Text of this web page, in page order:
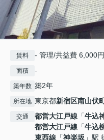
賃料 - 管理/共益費 6,000円
面積 -
築年数 築2年
所在地 東京都新宿区南山伏
交通 都営大江戸線 「牛込
都営大江戸線 「牛込
東西線 「神楽坂 」駅